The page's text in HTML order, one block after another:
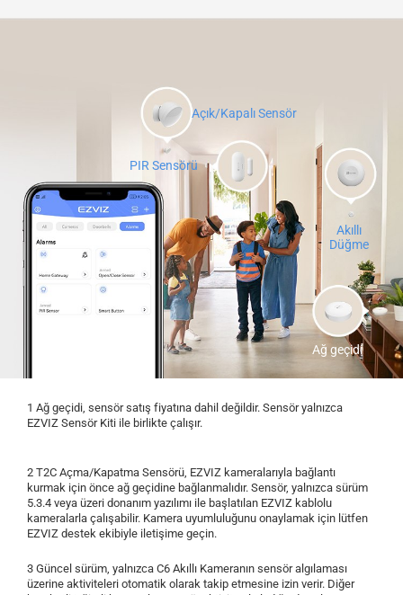
PIR Sensörü
Açık/Kapalı Sensör
Akıllı
Düğme
Ağ geçidi
1 Ağ geçidi, sensör satış fiyatına dahil değildir. Sensör yalnızca
EZVIZ Sensör Kiti ile birlikte çalışır.
2 T2C Açma/Kapatma Sensörü, EZVIZ kameralarıyla bağlantı
kurmak için önce ağ geçidine bağlanmalıdır. Sensör, yalnızca sürüm
5.3.4 veya üzeri donanım yazılımı ile başlatılan EZVIZ kablolu
kameralarla çalışabilir. Kamera uyumluluğunu onaylamak için lütfen
EZVIZ destek ekibiyle iletişime geçin.
3 Güncel sürüm, yalnızca C6 Akıllı Kameranın sensör algılaması
üzerine aktiviteleri otomatik olarak takip etmesine izin verir. Diğer